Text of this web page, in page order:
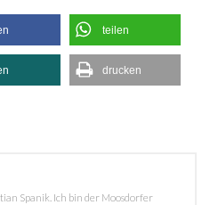
teilen
drucken
Spanik. Ich bin der Moosdorfer